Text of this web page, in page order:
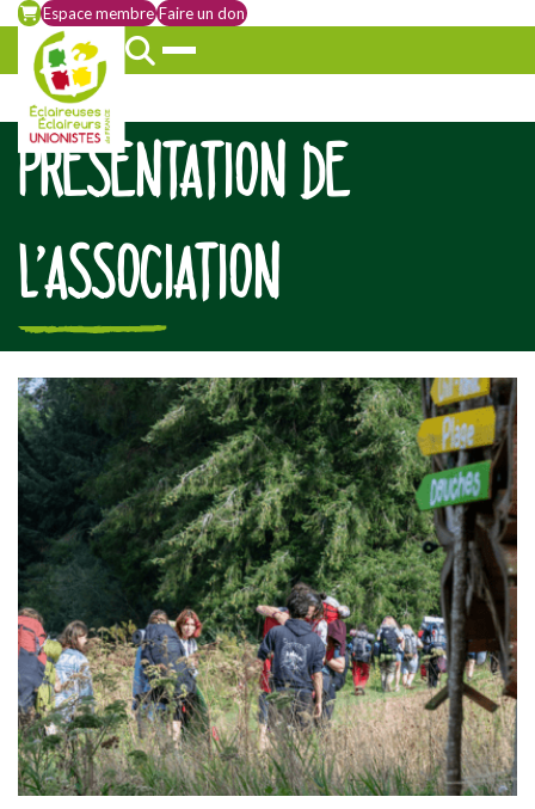
Espace membre Faire un don
PRÉSENTATION DE
L’ASSOCIATION